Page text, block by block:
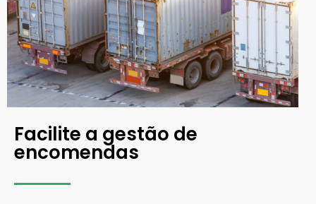
Facilite a gestão de
encomendas